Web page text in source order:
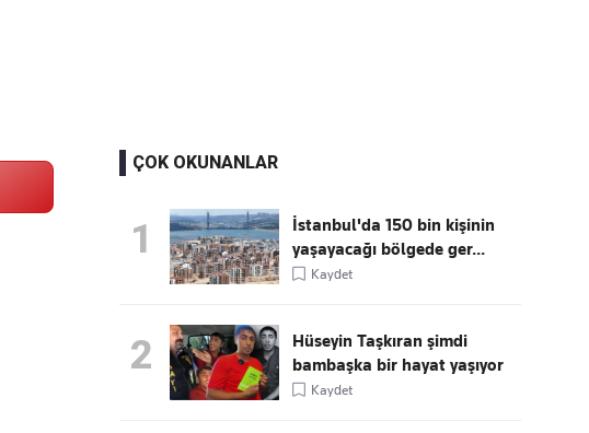
ÇOK OKUNANLAR
1
İstanbul'da 150 bin kişinin
yaşayacağı bölgede ger...
Kaydet
2
Hüseyin Taşkıran şimdi
bambaşka bir hayat yaşıyor
Kaydet